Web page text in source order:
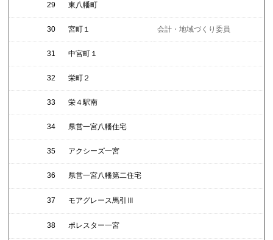
29 東八幡町
30 宮町１ 会計・地域づくり委員
31 中宮町１
32 栄町２
33 栄４駅南
34 県営一宮八幡住宅
35 アクシーズ一宮
36 県営一宮八幡第二住宅
37 モアグレース馬引Ⅲ
38 ポレスター一宮